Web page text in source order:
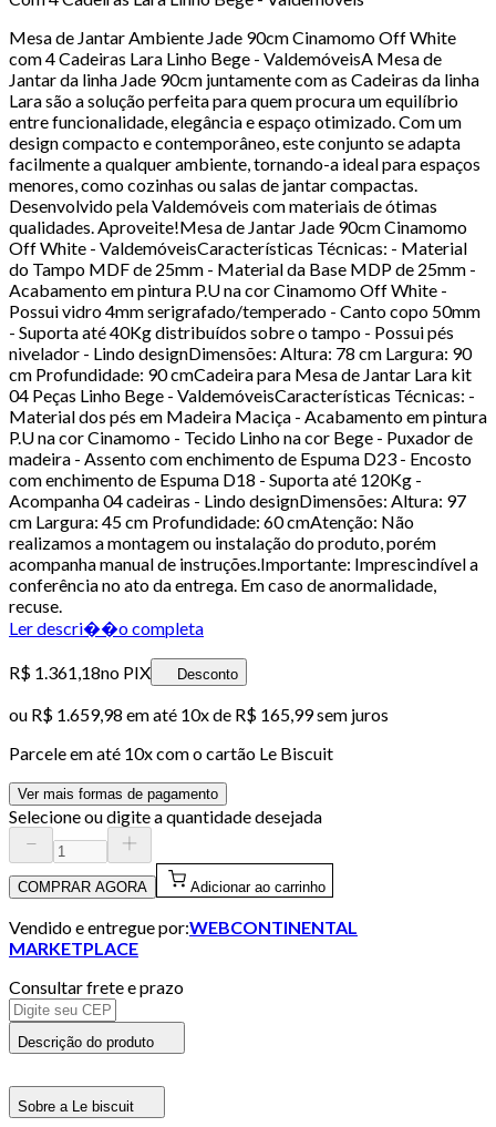
Mesa de Jantar Ambiente Jade 90cm Cinamomo Off White
com 4 Cadeiras Lara Linho Bege - ValdemóveisA Mesa de
Jantar da linha Jade 90cm juntamente com as Cadeiras da linha
Lara são a solução perfeita para quem procura um equilíbrio
entre funcionalidade, elegância e espaço otimizado. Com um
design compacto e contemporâneo, este conjunto se adapta
facilmente a qualquer ambiente, tornando-a ideal para espaços
menores, como cozinhas ou salas de jantar compactas.
Desenvolvido pela Valdemóveis com materiais de ótimas
qualidades. Aproveite!Mesa de Jantar Jade 90cm Cinamomo
Off White - ValdemóveisCaracterísticas Técnicas: - Material
do Tampo MDF de 25mm - Material da Base MDP de 25mm -
Acabamento em pintura P.U na cor Cinamomo Off White -
Possui vidro 4mm serigrafado/temperado - Canto copo 50mm
- Suporta até 40Kg distribuídos sobre o tampo - Possui pés
nivelador - Lindo designDimensões: Altura: 78 cm Largura: 90
cm Profundidade: 90 cmCadeira para Mesa de Jantar Lara kit
04 Peças Linho Bege - ValdemóveisCaracterísticas Técnicas: -
Material dos pés em Madeira Maciça - Acabamento em pintura
P.U na cor Cinamomo - Tecido Linho na cor Bege - Puxador de
madeira - Assento com enchimento de Espuma D23 - Encosto
com enchimento de Espuma D18 - Suporta até 120Kg -
Acompanha 04 cadeiras - Lindo designDimensões: Altura: 97
cm Largura: 45 cm Profundidade: 60 cmAtenção: Não
realizamos a montagem ou instalação do produto, porém
acompanha manual de instruções.Importante: Imprescindível a
conferência no ato da entrega. Em caso de anormalidade,
recuse.
Ler descri��o completa
R$ 1.361,18no PIX Desconto
ou R$ 1.659,98 em até 10x de R$ 165,99 sem juros
Parcele em até 10x com o cartão Le Biscuit
Ver mais formas de pagamento
Selecione ou digite a quantidade desejada
COMPRAR AGORA Adicionar ao carrinho
Vendido e entregue por:WEBCONTINENTAL
MARKETPLACE
Consultar frete e prazo
Descrição do produto
Sobre a Le biscuit